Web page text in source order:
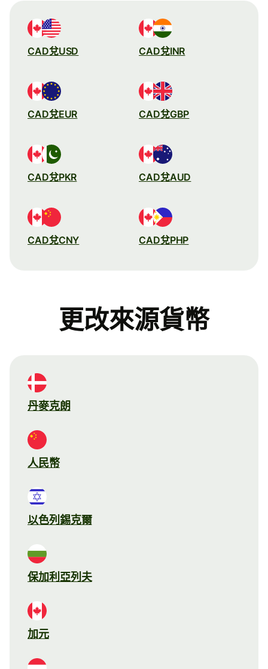
CAD兌USD CAD兌INR
CAD兌EUR CAD兌GBP
CAD兌PKR CAD兌AUD
CAD兌CNY CAD兌PHP
更改來源貨幣
丹麥克朗
人民幣
以色列錫克爾
保加利亞列夫
加元